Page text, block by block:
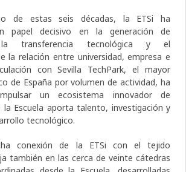
de estas seis décadas, la ETSi ha
papel decisivo en la generación de
la transferencia tecnológica y el
la relación entre universidad, empresa e
conSevilla TechPark, el mayor
de España por volumen de actividad, ha
un ecosistema innovador de
la Escuela aporta talento, investigación y
tecnológico.
conexión de la ETSi con el tejido
también en las cerca de veinte cátedras